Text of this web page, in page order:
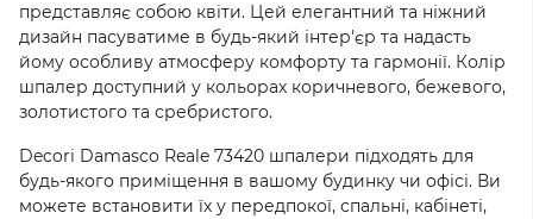
представляє собою квіти. Цей елегантний та ніжний
дизайн пасуватиме в будь-який інтер'єр та надасть
йому особливу атмосферу комфорту та гармонії. Колір
шпалер доступний у кольорах коричневого, бежевого,
золотистого та сребристого.
Decori Damasco Reale 73420 шпалери підходять для
будь-якого приміщення в вашому будинку чи офісі. Ви
можете встановити їх у передпокої, спальні, кабінеті,